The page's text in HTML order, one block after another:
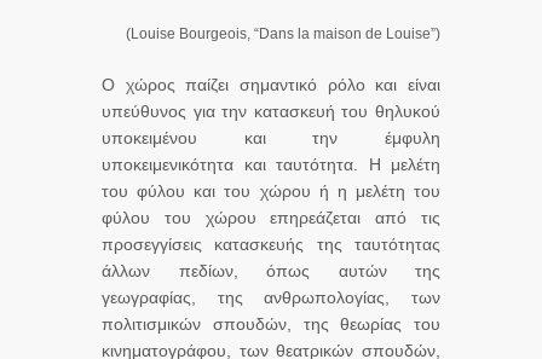
(Louise Bourgeois, “Dans la maison de Louise”)
Ο χώρος παίζει σημαντικό ρόλο και είναι
υπεύθυνος για την κατασκευή του θηλυκού
υποκειμένου και την έμφυλη
υποκειμενικότητα και ταυτότητα. Η μελέτη
του φύλου και του χώρου ή η μελέτη του
φύλου του χώρου επηρεάζεται από τις
προσεγγίσεις κατασκευής της ταυτότητας
άλλων πεδίων, όπως αυτών της
γεωγραφίας, της ανθρωπολογίας, των
πολιτισμικών σπουδών, της θεωρίας του
κινηματογράφου, των θεατρικών σπουδών,